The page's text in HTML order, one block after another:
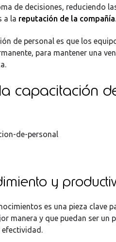
de decisiones, reduciendo
a la reputación de la compañía
de personal es que los
para mantener una
capacitación
de-personal
y
es una pieza clave
manera y que puedan ser un